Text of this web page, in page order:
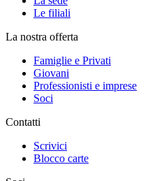
Le filiali
La nostra offerta
Famiglie e Privati
Giovani
Professionisti e imprese
Soci
Contatti
Scrivici
Blocco carte